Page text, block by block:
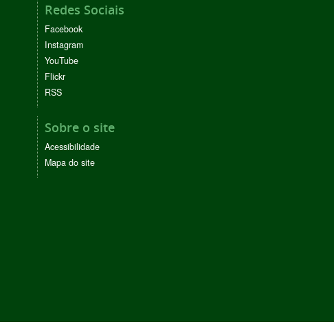
Redes Sociais
Facebook
Instagram
YouTube
Flickr
RSS
Sobre o site
Acessibilidade
Mapa do site